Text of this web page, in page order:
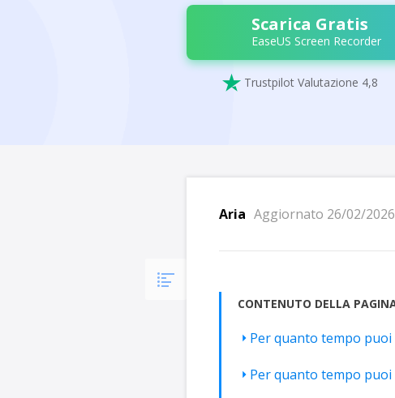
Scarica Gratis
EaseUS Screen Recorder
 Trustpilot Valutazione 4,8
Aria Aggiornato 26/02/
CONTENUTO DELLA
Per quanto tempo
Per quanto tempo